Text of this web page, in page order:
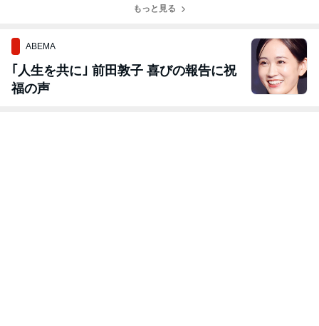
をかけない慎重
もっと見る
ABEMA
｢人生を共に｣ 前田敦子 喜びの報告に祝
福の声